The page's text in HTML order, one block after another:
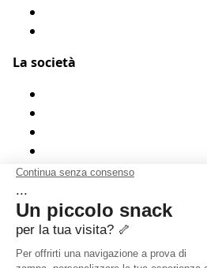
La società
Contatto
Indirizzo :
ASSUR O'POIL
51-55 rue Hoche